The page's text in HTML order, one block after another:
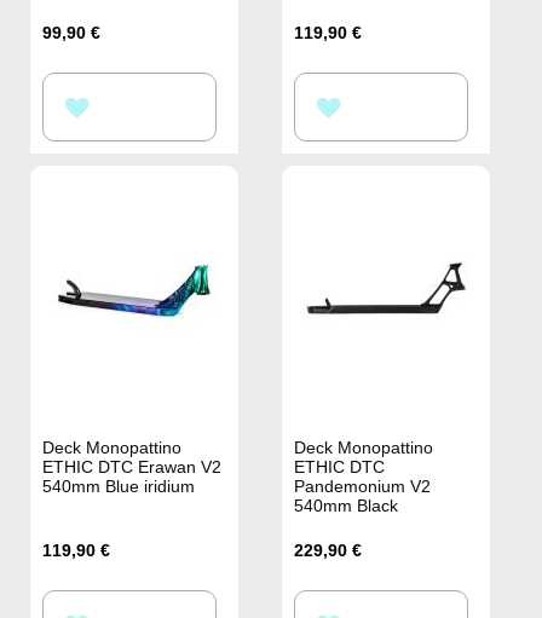
99,90 €
ALLA
119,90 €
ALLA
Deck Monopattino
ETHIC DTC Erawan V2
540mm Blue iridium
119,90 €
Deck Monopattino
ETHIC DTC
Pandemonium V2
540mm Black
229,90 €